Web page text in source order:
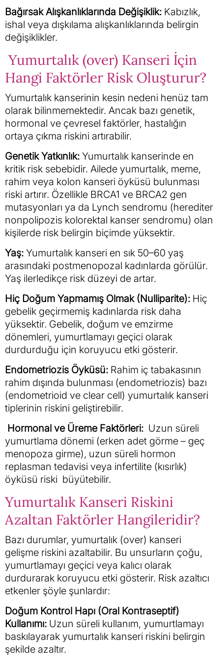
Bağırsak Alışkanlıklarında Değişiklik: Kabızlık,
ishal veya dışkılama alışkanlıklarında belirgin
değişiklikler.
Yumurtalık (over) Kanseri İçin
Hangi Faktörler Risk Oluşturur?
Yumurtalık kanserinin kesin nedeni henüz tam
olarak bilinmemektedir. Ancak bazı genetik,
hormonal ve çevresel faktörler, hastalığın
ortaya çıkma riskini artırabilir.
Genetik Yatkınlık: Yumurtalık kanserinde en
kritik risk sebebidir. Ailede yumurtalık, meme,
rahim veya kolon kanseri öyküsü bulunması
riski artırır. Özellikle BRCA1 ve BRCA2 gen
mutasyonları ya da Lynch sendromu (herediter
nonpolipozis kolorektal kanser sendromu) olan
kişilerde risk belirgin biçimde yüksektir.
Yaş: Yumurtalık kanseri en sık 50–60 yaş
arasındaki postmenopozal kadınlarda görülür.
Yaş ilerledikçe risk düzeyi de artar.
Hiç Doğum Yapmamış Olmak (Nulliparite): Hiç
gebelik geçirmemiş kadınlarda risk daha
yüksektir. Gebelik, doğum ve emzirme
dönemleri, yumurtlamayı geçici olarak
durdurduğu için koruyucu etki gösterir.
Endometriozis Öyküsü: Rahim iç tabakasının
rahim dışında bulunması (endometriozis) bazı
(endometrioid ve clear cell) yumurtalık kanseri
tiplerinin riskini geliştirebilir.
Hormonal ve Üreme Faktörleri: Uzun süreli
yumurtlama dönemi (erken adet görme – geç
menopoza girme), uzun süreli hormon
replasman tedavisi veya infertilite (kısırlık)
öyküsü riski büyütebilir.
Yumurtalık Kanseri Riskini
Azaltan Faktörler Hangileridir?
Bazı durumlar, yumurtalık (over) kanseri
gelişme riskini azaltabilir. Bu unsurların çoğu,
yumurtlamayı geçici veya kalıcı olarak
durdurarak koruyucu etki gösterir. Risk azaltıcı
etkenler şöyle şunlardır:
Doğum Kontrol Hapı (Oral Kontraseptif)
Kullanımı: Uzun süreli kullanım, yumurtlamayı
baskılayarak yumurtalık kanseri riskini belirgin
şekilde azaltır.